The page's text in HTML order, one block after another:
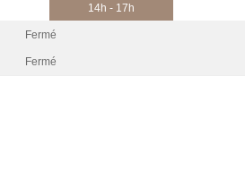
14h - 17h
Fermé
Fermé